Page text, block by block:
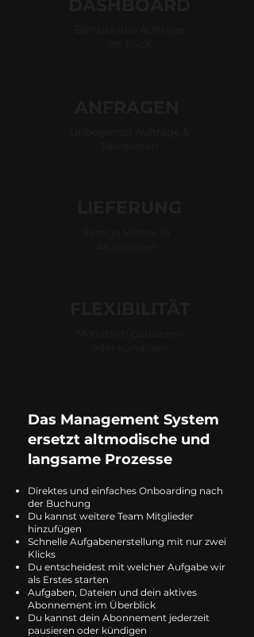
Das Management System
ersetzt altmodische und
langsame Prozesse
Direktes und einfaches Onboarding nach
der Buchung
Du kannst weitere Team Mitglieder
hinzufügen
Schnelle Aufgabenerstellung mit nur zwei
Klicks
Du entscheidest mit welcher Aufgabe wir
als Erstes starten
Aufgaben, Dateien und dein aktives
Abonnement im Überblick
Du kannst dein Abonnement jederzeit
pausieren oder kündigen